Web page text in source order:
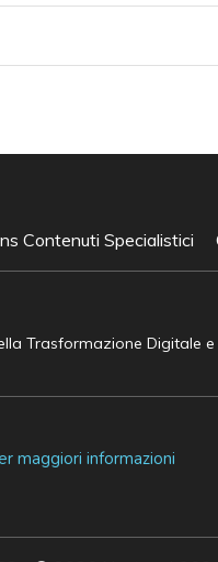
Contenuti Specialistici
Trasformazione Digitale
maggiori informazioni